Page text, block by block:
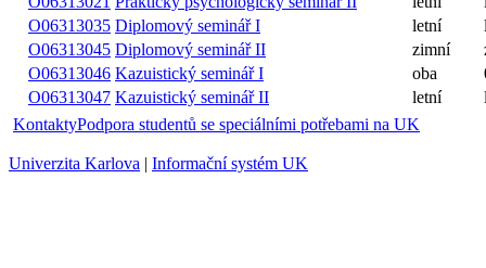
psychologie
O06313020 Praktický psychologický seminář I letní
O06313021 Praktický psychologický seminář II letní
O06313035 Diplomový seminář I letní
O06313045 Diplomový seminář II